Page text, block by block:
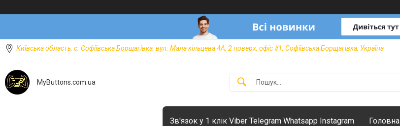
Київська область, с. Софіївська Борщагівка, вул. Мала кільцева 4А, 2 поверх, офіс #1, Софіївська Борщагівка, Україна
MyButtons.com.ua
Зв'язок у 1 клік Viber Telegram Whatsapp Instagram Головна